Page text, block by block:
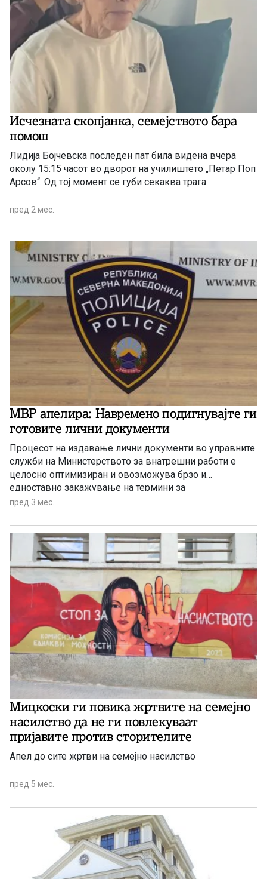
Исчезната скопјанка, семејството бара
помош
Лидија Бојчевска последен пат била видена вчера
околу 15:15 часот во дворот на училиштето „Петар Поп
Арсов“. Од тој момент се губи секаква трага
пред 2 мес.
МВР апелира: Навремено подигнувајте ги
готовите лични документи
Процесот на издавање лични документи во управните
служби на Министерството за внатрешни работи е
целосно оптимизиран и овозможува брзо и
едноставно закажување на термини за
фотографирање, минимално време на чекање пред
во законскиот рок, а честопати и порано.
пред 3 мес.
Мицкоски ги повика жртвите на семејно
насилство да не ги повлекуваат
пријавите против сторителите
Апел до сите жртви на семејно насилство
пред 5 мес.